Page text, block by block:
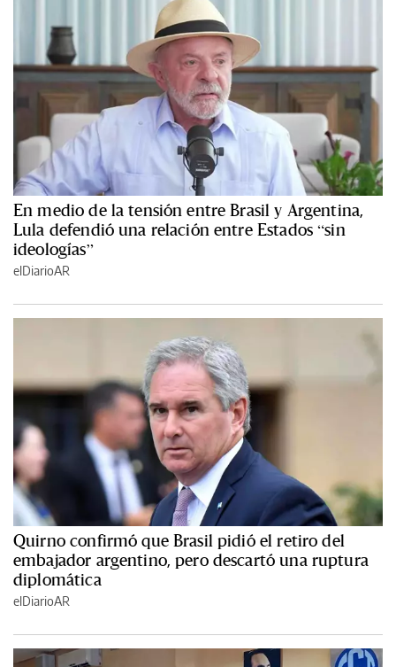
En medio de la tensión entre Brasil y Argentina,
Lula defendió una relación entre Estados “sin
ideologías”
elDiarioAR
Quirno confirmó que Brasil pidió el retiro del
embajador argentino, pero descartó una ruptura
diplomática
elDiarioAR